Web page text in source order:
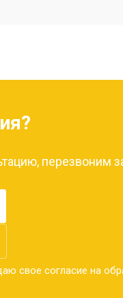
перезвоним
свое согласие на